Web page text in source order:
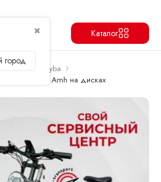
✖
город
Каталог
Syccyba
IMPULSE 20 Amh на дисках
Перейти в корзину